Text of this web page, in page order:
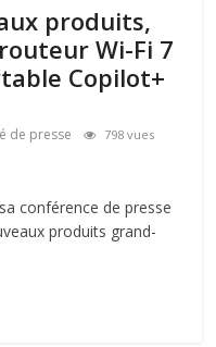
produits,
Wi-Fi 7
Copilot+
de presse 798 vues
conférence de presse
produits grand-